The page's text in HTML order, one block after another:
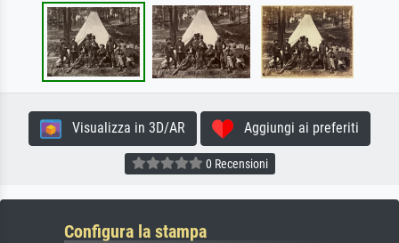
Visualizza in 3D/AR Aggiungi ai preferiti
0 Recensioni
Configura la stampa